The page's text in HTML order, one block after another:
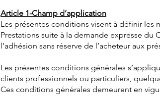
Article 1-Champ d’application
Les présentes conditions visent à définir les
Prestations suite à la demande expresse du
l’adhésion sans réserve de l’acheteur aux
Les présentes conditions générales
clients professionnels ou particuliers,
Ces conditions générales demeurent en